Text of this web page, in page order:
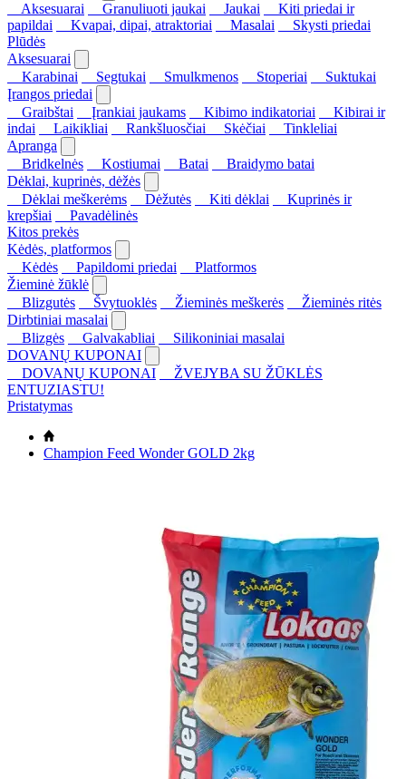
Aksesuarai
Granuliuoti jaukai Jaukai
Kiti priedai ir
papildai
Kvapai, dipai, atraktoriai Masalai
Skysti priedai
Plūdės
Aksesuarai
Karabinai
Segtukai Smulkmenos Stoperiai
Suktukai
Įrangos priedai
Graibštai
Įrankiai jaukams Kibimo indikatoriai
Kibirai ir
indai
Laikikliai Rankšluosčiai Skėčiai
Tinkleliai
Apranga
Bridkelnės
Kostiumai Batai
Braidymo batai
Dėklai, kuprinės, dėžės
Dėklai meškerėms
Dėžutės Kiti dėklai
Kuprinės ir
krepšiai
Pavadėlinės
Kitos prekės
Kėdės, platformos
Kėdės
Papildomi priedai
Platformos
Žieminė žūklė
Blizgutės
Švytuoklės Žieminės meškerės
Žieminės ritės
Dirbtiniai masalai
Blizgės
Galvakabliai
Silikoniniai masalai
DOVANŲ KUPONAI
DOVANŲ KUPONAI
ŽVEJYBA SU ŽŪKLĖS
ENTUZIASTU!
Pristatymas
Champion Feed Wonder GOLD 2kg